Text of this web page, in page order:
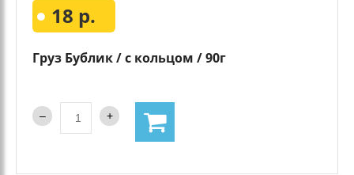
18 р.
Груз Бублик / с кольцом / 90г